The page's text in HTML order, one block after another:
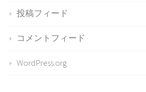
投稿フィード
コメントフィード
WordPress.org